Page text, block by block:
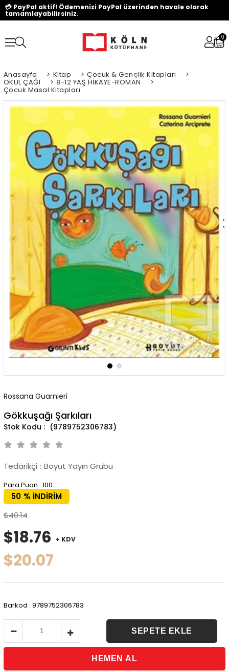
💳 PayPal aktif! Ödemenizi PayPal üzerinden havale olarak
tamamlayabilirsiniz.
0
Anasayfa > Kitap > Çocuk & Gençlik Kitapları >
OKUL ÇAĞI > 8-12 YAŞ HİKAYE-ROMAN >
Çocuk Masal Kitapları
‹
›
Rossana Guarnieri
Gökkuşağı Şarkıları
(9789752306783)
Tedarikçi : Boyut Yayın Grubu
Para Puan : 100
%
50
İNDIRIM
$40.14
$18.76 + KDV
$20.07
Barkod : 9789752306783